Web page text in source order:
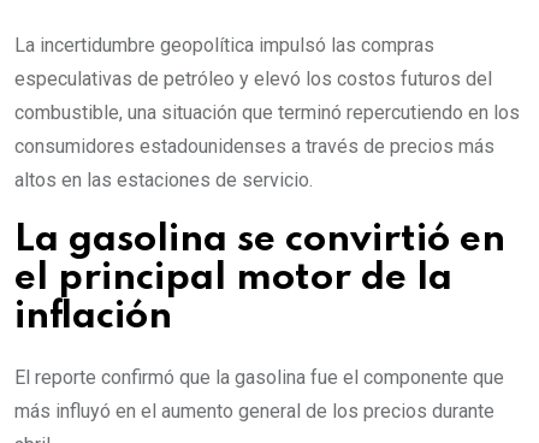
La incertidumbre geopolítica impulsó las compras
especulativas de petróleo y elevó los costos futuros del
combustible, una situación que terminó repercutiendo en los
consumidores estadounidenses a través de precios más
altos en las estaciones de servicio.
La gasolina se convirtió en
el principal motor de la
inflación
El reporte confirmó que la gasolina fue el componente que
más influyó en el aumento general de los precios durante